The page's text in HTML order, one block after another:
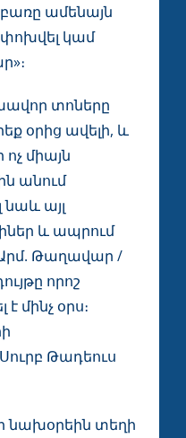
ամենայն
կամ
տոները
օրից ավելի, և
միայն
անում
նաև այլ
և ապրում
Թաղավար /
որոշ
մինչ օրս։
Թադեուս
նախօրեին տեղի